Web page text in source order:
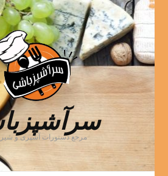
مرجع دستورات آشپزی و